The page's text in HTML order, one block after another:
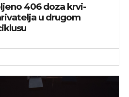
406 doza krvi-
u drugom